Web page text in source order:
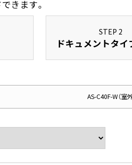
きます。
STEP 2
ドキュメントタイ
AS-C40F-W（室